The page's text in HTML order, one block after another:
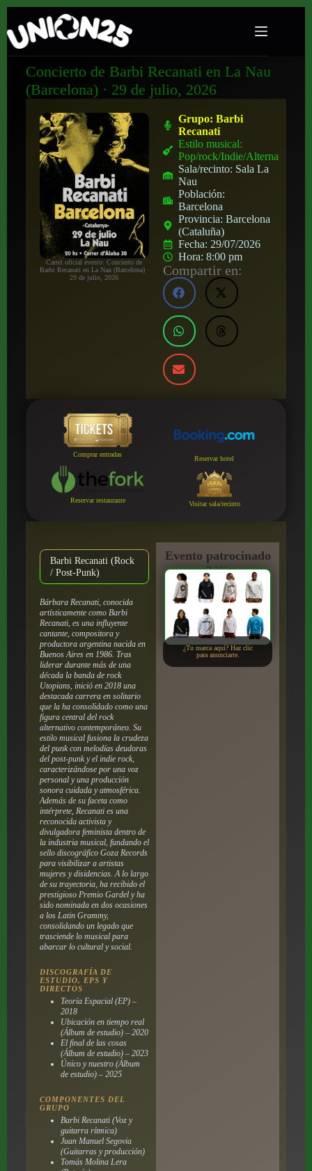
Concierto de Barbi Recanati en La Nau
(Barcelona) · 29 de julio, 2026
Cartel oficial evento: Concierto de
Barbi Recanati en La Nau (Barcelona) ·
29 de julio, 2026
Grupo:Barbi
Recanati
Estilo musical:
Pop/rock/Indie/Alternativo
Sala/recinto: Sala La
Nau
Población:
Barcelona
Provincia:Barcelona
(Cataluña)
Fecha: 29/07/2026
Hora:8:00 pm
Compartir en:
Comprar entradas
Reservar hotel
Reservar restaurante Visitar sala/recinto
Barbi Recanati (Rock
/ Post-Punk)
Bárbara Recanati, conocida
artísticamente como Barbi
Recanati, es una influyente
cantante, compositora y
productora argentina nacida en
Buenos Aires en 1986. Tras
liderar durante más de una
década la banda de rock
Utopians, inició en 2018 una
destacada carrera en solitario
que la ha consolidado como una
figura central del rock
alternativo contemporáneo. Su
estilo musical fusiona la crudeza
del punk con melodías deudoras
del post-punk y el indie rock,
caracterizándose por una voz
personal y una producción
sonora cuidada y atmosférica.
Además de su faceta como
intérprete, Recanati es una
reconocida activista y
divulgadora feminista dentro de
la industria musical, fundando el
sello discográfico Goza Records
para visibilizar a artistas
mujeres y disidencias. A lo largo
de su trayectoria, ha recibido el
prestigioso Premio Gardel y ha
sido nominada en dos ocasiones
a los Latin Grammy,
consolidando un legado que
trasciende lo musical para
abarcar lo cultural y social.
DISCOGRAFÍA DE
ESTUDIO, EPS Y
DIRECTOS
Teoría Espacial (EP) –
2018
Ubicación en tiempo real
(Álbum de estudio) – 2020
El final de las cosas
(Álbum de estudio) – 2023
Único y nuestro (Álbum
de estudio) – 2025
COMPONENTES DEL
GRUPO
Barbi Recanati (Voz y
guitarra rítmica)
Juan Manuel Segovia
(Guitarras y producción)
Tomás Molina Lera
Evento patrocinado
por:
¿Tu marca aquí? Haz clic
para anunciarte.